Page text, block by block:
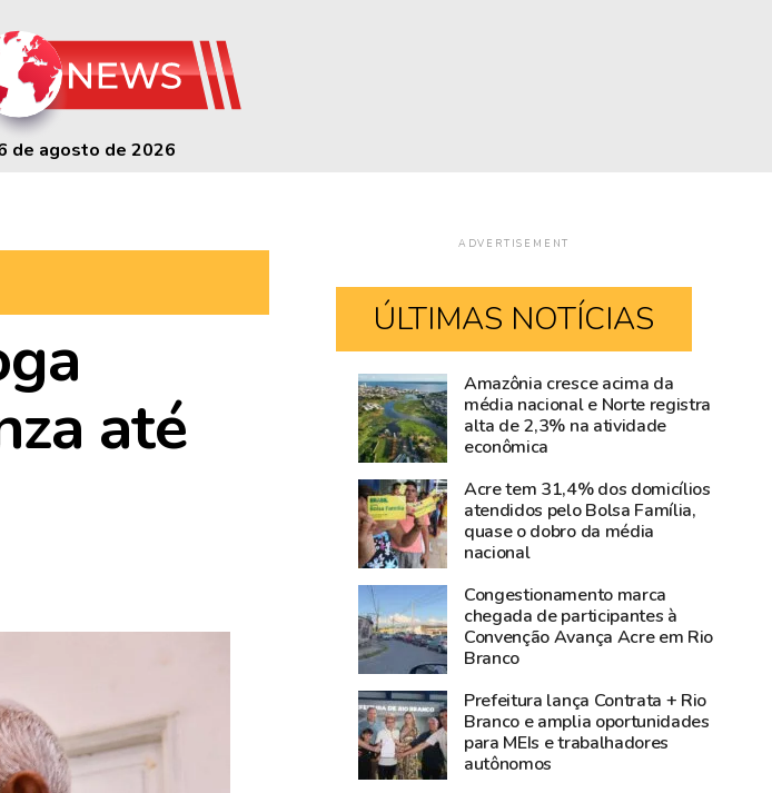
de agosto de 2026
até
ADVERTISEMENT
ÚLTIMAS NOTÍCIAS
Santander
abre
inscrições
para
programa
gratuito
de
empreendedorismo
voltado
universitários
Rio
Branco
movimenta
R$
3,8
bilhões
lidera
produção
agropecuária
do
Acre
Amazônia cresce acima da
média nacional e Norte registra
alta de 2,3% na atividade
econômica
Acre tem 31,4% dos domicílios
atendidos pelo Bolsa Família,
quase o dobro da média
nacional
Congestionamento marca
chegada de participantes à
Convenção Avança Acre em Rio
Branco
Prefeitura lança Contrata + Rio
Branco e amplia oportunidades
para MEIs e trabalhadores
autônomos